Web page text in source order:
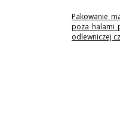
Pakowanie
poza halami
odlewniczej